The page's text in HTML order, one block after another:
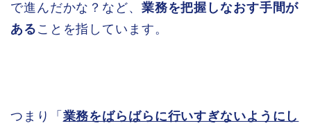
で進んだかな？など、 業務を把握しなおす手間が
ある ことを指しています。
つまり「 業務をばらばらに行いすぎないようにし